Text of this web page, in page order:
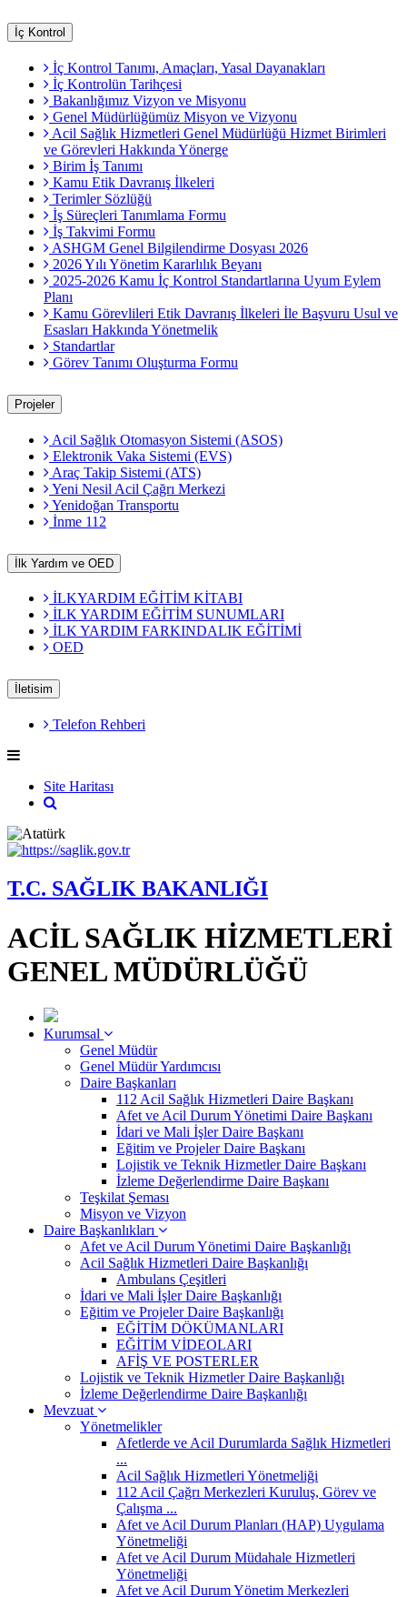
İç Kontrol
İç Kontrol Tanımı, Amaçları, Yasal Dayanakları
İç Kontrolün Tarihçesi
Bakanlığımız Vizyon ve Misyonu
Genel Müdürlüğümüz Misyon ve Vizyonu
Acil Sağlık Hizmetleri Genel Müdürlüğü Hizmet Birimleri
ve Görevleri Hakkında Yönerge
Birim İş Tanımı
Kamu Etik Davranış İlkeleri
Terimler Sözlüğü
İş Süreçleri Tanımlama Formu
İş Takvimi Formu
ASHGM Genel Bilgilendirme Dosyası 2026
2026 Yılı Yönetim Kararlılık Beyanı
2025-2026 Kamu İç Kontrol Standartlarına Uyum Eylem
Planı
Kamu Görevlileri Etik Davranış İlkeleri İle Başvuru Usul ve
Esasları Hakkında Yönetmelik
Standartlar
Görev Tanımı Oluşturma Formu
Projeler
Acil Sağlık Otomasyon Sistemi (ASOS)
Elektronik Vaka Sistemi (EVS)
Araç Takip Sistemi (ATS)
Yeni Nesil Acil Çağrı Merkezi
Yenidoğan Transportu
İnme 112
İlk Yardım ve OED
İLKYARDIM EĞİTİM KİTABI
İLK YARDIM EĞİTİM SUNUMLARI
İLK YARDIM FARKINDALIK EĞİTİMİ
OED
İletisim
Telefon Rehberi
Site Haritası
T.C. SAĞLIK BAKANLIĞI
ACİL SAĞLIK HİZMETLERİ
GENEL MÜDÜRLÜĞÜ
Kurumsal
Genel Müdür
Genel Müdür Yardımcısı
Daire Başkanları
112 Acil Sağlık Hizmetleri Daire Başkanı
Afet ve Acil Durum Yönetimi Daire Başkanı
İdari ve Mali İşler Daire Başkanı
Eğitim ve Projeler Daire Başkanı
Lojistik ve Teknik Hizmetler Daire Başkanı
İzleme Değerlendirme Daire Başkanı
Teşkilat Şeması
Misyon ve Vizyon
Daire Başkanlıkları
Afet ve Acil Durum Yönetimi Daire Başkanlığı
Acil Sağlık Hizmetleri Daire Başkanlığı
Ambulans Çeşitleri
İdari ve Mali İşler Daire Başkanlığı
Eğitim ve Projeler Daire Başkanlığı
EĞİTİM DÖKÜMANLARI
EĞİTİM VİDEOLARI
AFİŞ VE POSTERLER
Lojistik ve Teknik Hizmetler Daire Başkanlığı
İzleme Değerlendirme Daire Başkanlığı
Mevzuat
Yönetmelikler
Afetlerde ve Acil Durumlarda Sağlık Hizmetleri
...
Acil Sağlık Hizmetleri Yönetmeliği
112 Acil Çağrı Merkezleri Kuruluş, Görev ve
Çalışma ...
Afet ve Acil Durum Planları (HAP) Uygulama
Yönetmeliği
Afet ve Acil Durum Müdahale Hizmetleri
Yönetmeliği
Afet ve Acil Durum Yönetim Merkezleri